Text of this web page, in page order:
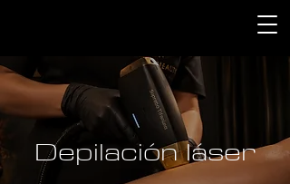
Depilación láser